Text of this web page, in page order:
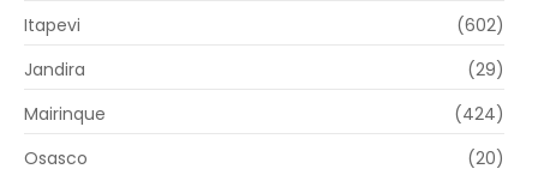
Itapevi
(602)
Jandira
(29)
Mairinque
(424)
Osasco
(20)